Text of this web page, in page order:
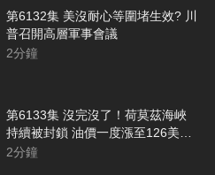
第6132集 美沒耐心等圍堵生效? 川
普召開高層軍事會議
2分鐘
第6133集 沒完沒了！荷莫茲海峽
持續被封鎖 油價一度漲至126美元
創4年最高
2分鐘